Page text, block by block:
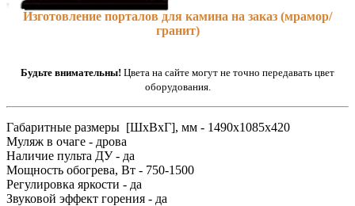
Изготовление порталов для камина на заказ (мрамор/
гранит)
Будьте внимательны! Цвета на сайте могут не точно передавать цвет
оборудования.
Габаритные размеры [ШxВxГ], мм - 1490x1085x420
Муляж в очаге - дрова
Наличие пульта ДУ - да
Мощность обогрева, Вт - 750-1500
Регулировка яркости - да
Звуковой эффект горения - да